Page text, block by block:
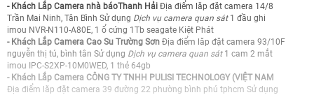
- Khách Lắp Camera nhà báoThanh Hải Địa điểm lăp đặt camera 14/8
Trần Mai Ninh, Tân Bình Sử dụng Dịch vụ camera quan sát 1 đầu ghi
imou NVR-N110-A80E, 1 ổ cứng 1Tb seagate Kiệt Phát
- Khách Lắp Camera Cao Su Trường Sơn Địa điểm lăp đặt camera 93/10F
nguyễn thị tú, bình tân Sử dụng Dịch vụ camera quan sát 1 cam 2 mắt
imou IPC-S2XP-10M0WED, 1 thẻ 64gb
- Khách Lắp Camera CÔNG TY TNHH PULISI TECHNOLOGY (VIỆT NAM
Địa điểm lăp đặt camera 39 đường 22 phường bình phú tphcm Sử dụng